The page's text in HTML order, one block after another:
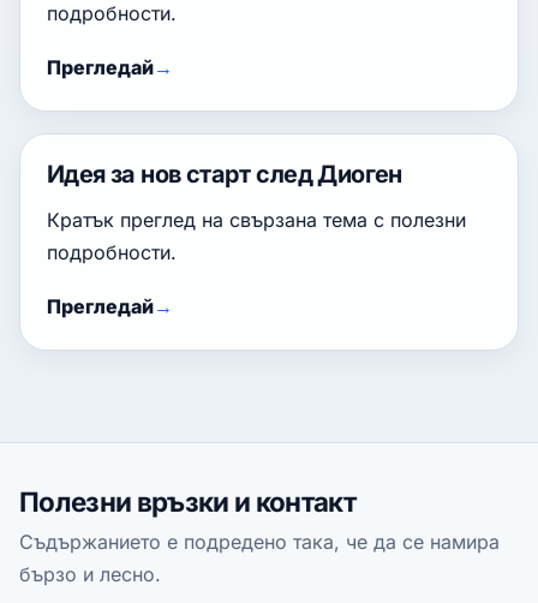
подробности.
Прегледай
Идея за нов старт след Диоген
Кратък преглед на свързана тема с полезни
подробности.
Прегледай
Полезни връзки и контакт
Съдържанието е подредено така, че да се намира
бързо и лесно.